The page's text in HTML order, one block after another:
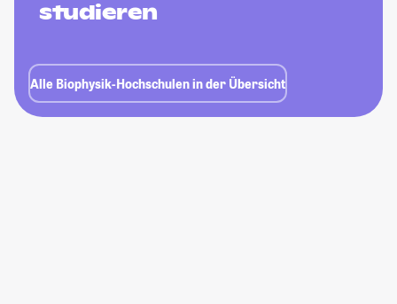
studieren
Alle Biophysik-Hochschulen in der Übersicht